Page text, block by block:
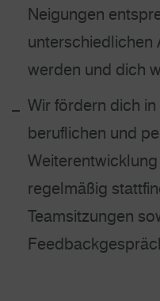
Neigungen
unterschiedlichen
werden und dich
Wir fördern dich
beruflichen und
regelmäßig
Teamsitzungen